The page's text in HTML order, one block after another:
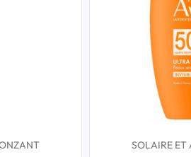
SOLAIRE